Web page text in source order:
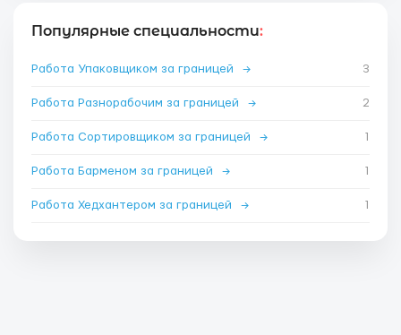
Популярные специальности:
Работа Упаковщиком за границей → 3
Работа Разнорабочим за границей → 2
Работа Сортировщиком за границей → 1
Работа Барменом за границей → 1
Работа Хедхантером за границей → 1